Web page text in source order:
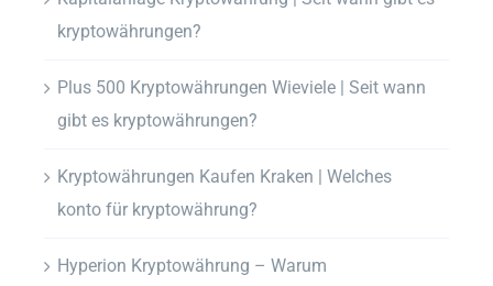
kryptowährungen?
Plus 500 Kryptowährungen Wieviele | Seit wann
gibt es kryptowährungen?
Kryptowährungen Kaufen Kraken | Welches
konto für kryptowährung?
Hyperion Kryptowährung – Warum